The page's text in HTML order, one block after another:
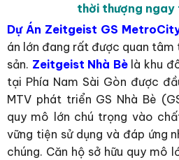
thời thượng ngay
Dự Án Zeitgeist GS
án lớn đang rất được quan
sản. Zeitgeist Nhà Bè là khu
tại Phía Nam Sài Gòn được
MTV phát triển GS Nhà Bè
quy mô lớn chú trọng vào
vững tiện sử dụng và đáp ứng
chúng. Căn hộ sở hữu quy mô